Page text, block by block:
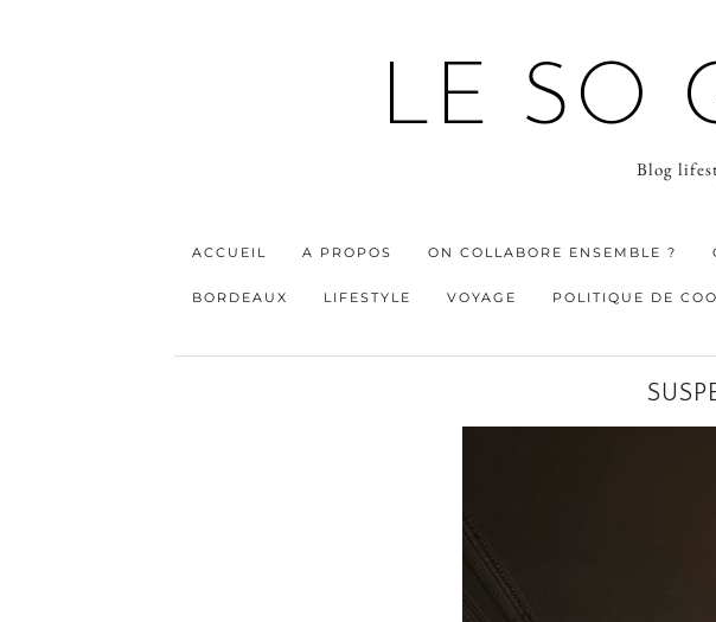
LE SO
Blog
ACCUEIL A PROPOS ON COLLABORE ENSEMBLE ?
BORDEAUX LIFESTYLE VOYAGE POLITIQUE DE